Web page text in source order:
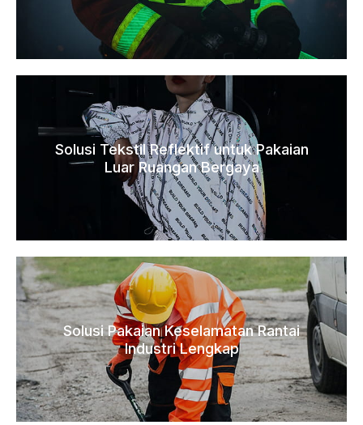
Solusi Tekstil Reflektif untuk Pakaian
Luar Ruangan Bergaya
Solusi Pakaian Keselamatan Rantai
Industri Lengkap